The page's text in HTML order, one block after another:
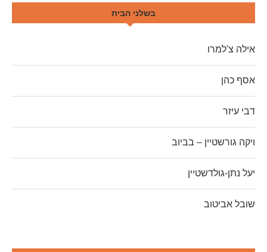
בשלני הבית
אילה צ'למרו
אסף כהן
דבי עיזר
ויקה גורשטיין – בביוב
יעל נתן-גולדשטיין
שובל אביטוב